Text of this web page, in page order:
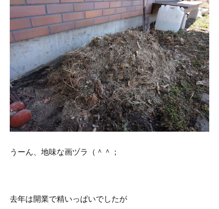
うーん、地味な画ヅラ（＾＾；
去年は開業で精いっぱいでしたが